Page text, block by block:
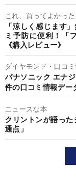
これ、買ってよかった
「涼しく感じます
ミ予防に便利！「
《購入レビュー》
ダイヤモンド・口コ
パナソニック エナ
件の口コミ情報デー
ニュースな本
クリントンが語っ
通点」